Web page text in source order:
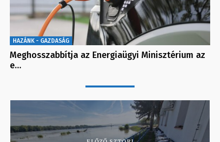
HAZÁNK - GAZDASÁG
Meghosszabbítja az Energiaügyi Minisztérium az
e…